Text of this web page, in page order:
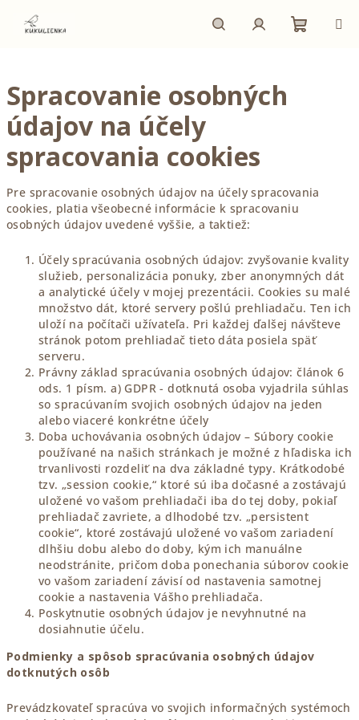
obsah
Spracovanie osobných
údajov na účely
spracovania cookies
Pre spracovanie osobných údajov na účely spracovania
cookies, platia všeobecné informácie k spracovaniu
osobných údajov uvedené vyššie, a taktiež:
Účely spracúvania osobných údajov: zvyšovanie kvality
služieb, personalizácia ponuky, zber anonymných dát
a analytické účely v mojej prezentácii. Cookies su malé
množstvo dát, ktoré servery pošlú prehliadaču. Ten ich
uloží na počítači užívateľa. Pri každej ďalšej návšteve
stránok potom prehliadač tieto dáta posiela späť
serveru.
Právny základ spracúvania osobných údajov: článok 6
ods. 1 písm. a) GDPR - dotknutá osoba vyjadrila súhlas
so spracúvaním svojich osobných údajov na jeden
alebo viaceré konkrétne účely
Doba uchovávania osobných údajov – Súbory cookie
používané na našich stránkach je možné z hľadiska ich
trvanlivosti rozdeliť na dva základné typy. Krátkodobé
tzv. „session cookie,“ ktoré sú iba dočasné a zostávajú
uložené vo vašom prehliadači iba do tej doby, pokiaľ
prehliadač zavriete, a dlhodobé tzv. „persistent
cookie“, ktoré zostávajú uložené vo vašom zariadení
dlhšiu dobu alebo do doby, kým ich manuálne
neodstránite, pričom doba ponechania súborov cookie
vo vašom zariadení závisí od nastavenia samotnej
cookie a nastavenia Vášho prehliadača.
Poskytnutie osobných údajov je nevyhnutné na
dosiahnutie účelu.
Podmienky a spôsob spracúvania osobných údajov
dotknutých osôb
Prevádzkovateľ spracúva vo svojich informačných systémoch